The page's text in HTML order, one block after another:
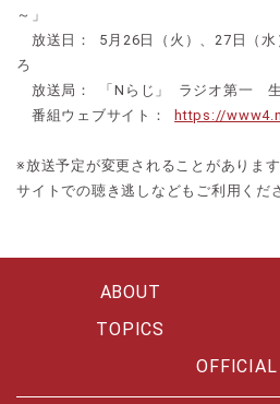
～」
放送日： 5月26日（火）、27日（水
ろ
放送局： 「Nらじ」 ラジオ第一
番組ウェブサイト：
https://
※放送予定が変更されることがありま
サイトでの聴き逃しなどもご利用くだ
ABOUT
TOPICS
OFFICIAL